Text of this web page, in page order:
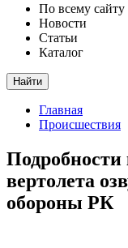
По всему сайту
Новости
Статьи
Каталог
Найти
Главная
Происшествия
Подробности
вертолета
обороны РК